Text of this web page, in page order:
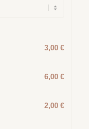
3,00 €
6,00 €
2,00 €